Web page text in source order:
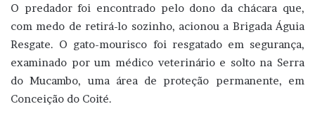
O predador foi encontrado pelo dono da chácara que,
com medo de retirá-lo sozinho, acionou a Brigada Águia
Resgate. O gato-mourisco foi resgatado em segurança,
examinado por um médico veterinário e solto na Serra
do Mucambo, uma área de proteção permanente, em
Conceição do Coité.